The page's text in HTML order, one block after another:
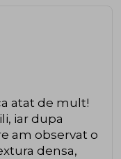
atat de mult!
iar dupa
am observat o
densa,